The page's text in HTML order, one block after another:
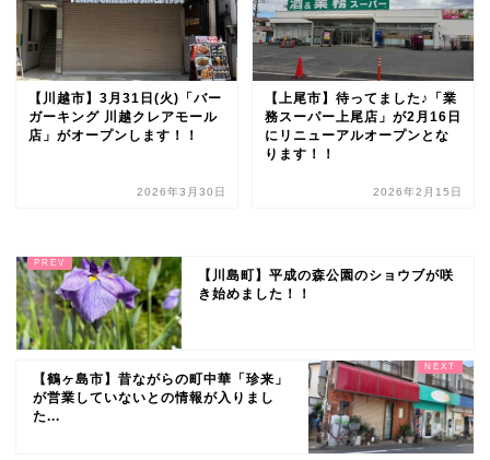
【川越市】3月31日(火)「バー
ガーキング 川越クレアモール
店」がオープンします！！
2026年3月30日
【上尾市】待ってました♪「業
務スーパー上尾店」が2月16日
にリニューアルオープンとな
ります！！
2026年2月15日
【川島町】平成の森公園のショウブが咲
き始めました！！
【鶴ヶ島市】昔ながらの町中華「珍来」
が営業していないとの情報が入りまし
た...